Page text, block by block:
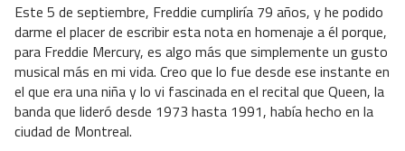
Este 5 de septiembre, Freddie cumpliría 79 años, y he podido
darme el placer de escribir esta nota en homenaje a él porque,
para Freddie Mercury, es algo más que simplemente un gusto
musical más en mi vida. Creo que lo fue desde ese instante en
el que era una niña y lo vi fascinada en el recital que Queen, la
banda que lideró desde 1973 hasta 1991, había hecho en la
ciudad de Montreal.